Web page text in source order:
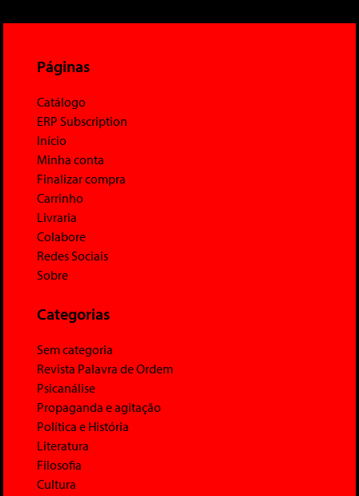
Páginas
Catálogo
ERP Subscription
Início
Minha conta
Finalizar compra
Carrinho
Livraria
Colabore
Redes Sociais
Sobre
Categorias
Sem categoria
Revista Palavra de Ordem
Psicanálise
Propaganda e agitação
Política e História
Literatura
Filosofia
Cultura